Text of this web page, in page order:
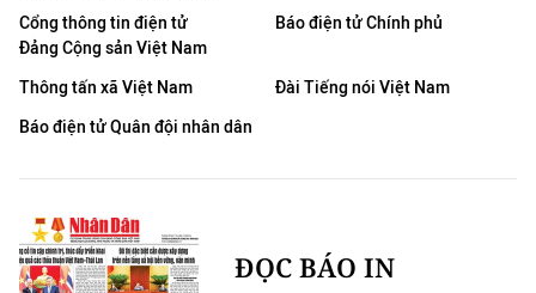
Cổng thông tin điện tử
Đảng Cộng sản Việt Nam
Báo điện tử Chính phủ
Thông tấn xã Việt Nam
Đài Tiếng nói Việt Nam
Báo điện tử Quân đội nhân dân
ĐỌC BÁO IN